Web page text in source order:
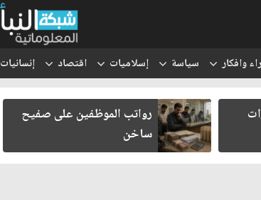
وافكار سياسة إسلاميات اقتصاد إنسانيات
رواتب الموظفين على صفيح
ساخن